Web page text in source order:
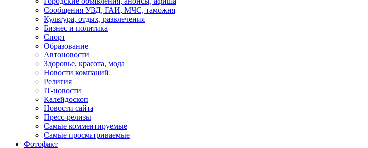
Сообщения УВД, ГАИ, МЧС, таможня
Культура, отдых, развлечения
Бизнес и политика
Спорт
Образование
Автоновости
Здоровье, красота, мода
Новости компаний
Религия
IT-новости
Калейдоскоп
Новости сайта
Пресс-релизы
Самые комментируемые
Самые просматриваемые
Фотофакт